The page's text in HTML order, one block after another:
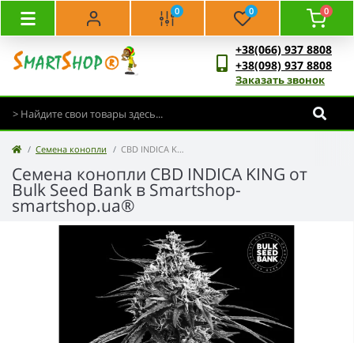
0 0 0
+38(066) 937 8808
+38(098) 937 8808
Заказать звонок
Семена конопли CBD INDICA KING - Bulk Seed Bank
Семена конопли CBD INDICA KING от
Bulk Seed Bank в Smartshop-
smartshop.ua®